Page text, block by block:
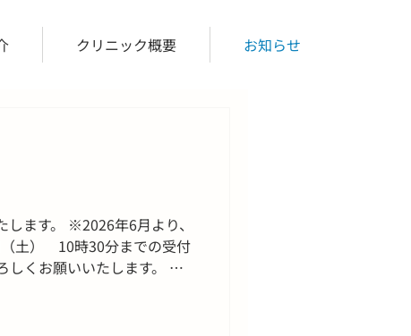
クリニック概要 お知らせ
ます。 ※2026年6月より、
土） 10時30分までの受付
くお願いいたします。 な